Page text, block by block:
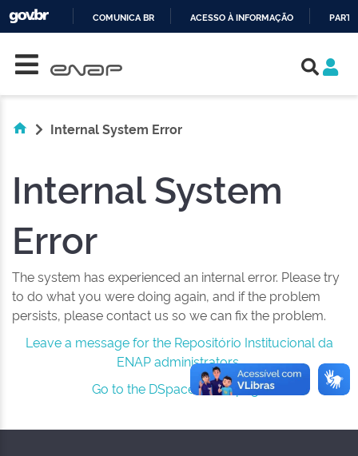
COMUNICA BR ACESSO À INFORMAÇÃO
Internal System Error
Internal System
Error
The system has experienced an internal error. Please try
to do what you were doing again, and if the problem
persists, please contact us so we can fix the problem.
Leave a message for the Repositório Institucional da
ENAP administrators.
Go to the DSpace home page